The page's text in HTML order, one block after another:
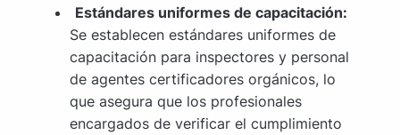
Estándares uniformes de capacitación:
Se establecen estándares uniformes de
capacitación para inspectores y personal
de agentes certificadores orgánicos, lo
que asegura que los profesionales
encargados de verificar el cumplimiento